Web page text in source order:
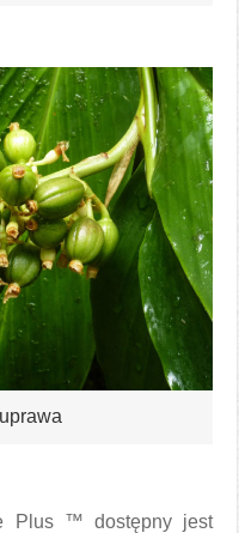
Plus ™ dostępny jest